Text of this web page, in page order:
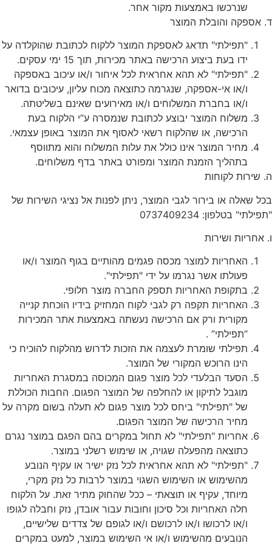
שנרכשו באמצעות מקור אחר.
ד. אספקה והובלת המוצר
"תפילתי" תדאג לאספקת המוצר ללקוח לכתובת שהוקלדה על
ידו בעת ביצוע הרכישה באתר מכירות, תוך 15 ימי עסקים.
"תפילתי" לא תהא אחראית לכל איחור ו/או עיכוב באספקה
ו/או אי-אספקה, שנגרמה כתוצאה מכוח עליון, עיכובים בדואר
ו/או בחברת המשלוחים ו/או מאירועים שאינם בשליטתה.
משלוח המוצר יבוצע לכתובת שנמסרה ע”י הלקוח בעת
הרכישה, או שהלקוח רשאי לאסוף את המוצר באופן עצמאי.
מחיר המוצר אינו כולל את עלות המשלוח והוא מתווסף
בתהליך הזמנת המוצר ומפורט באתר בדף משלוחים.
ה. שירות לקוחות
בכל שאלה או בירור לגבי המוצר, ניתן לפנות אל נציגי השירות של
"תפילתי" בטלפון: 0737409234
ו. אחריות ושירות
האחריות למוצר מכסה פגמים מהותיים בגוף המוצר ו/או
פעולתו אשר נגרמו על ידי "תפילתי".
בתקופת האחריות תספק החברה מוצר חלופי.
האחריות תקפה רק לגבי לקוח המחזיק בידיו הוכחת קנייה
מקורית ורק אם הרכישה נעשתה באמצעות אתר המכירות
“תפילתי” .
תפילתי שומרת לעצמה את הזכות לדרוש מהלקוח להוכיח כי
הינו הרוכש המקורי של המוצר.
הסעד הבלעדי לכל מוצר פגום המכוסה במסגרת האחריות
מוגבל לתיקון או להחלפה של המוצר הפגום. החבות הכוללת
של "תפילתי" ביחס לכל מוצר פגום לא תעלה בשום מקרה על
מחיר הרכישה של המוצר הפגום.
אחריות "תפילתי" לא תחול במקרים בהם הפגם במוצר נגרם
כתוצאה מהפעלה שגויה, או שימוש רשלני במוצר.
"תפילתי" לא תהא אחראית לכל נזק ישיר או עקיף הנובע
מהשימוש או השימוש השגוי במוצר לרבות כל נזק מקרי,
מיוחד, עקיף או תוצאתי – ככל שהחוק מתיר זאת. על הלקוח
חלה האחריות וכל סיכון וחובות עבור אובדן, נזק וחבלה לגופו
ו/או לרכושו ו/או לרכושם ו/או לגופם של צדדים שלישיים,
הנובעים מהשימוש ו/או אי השימוש במוצר, למעט במקרים